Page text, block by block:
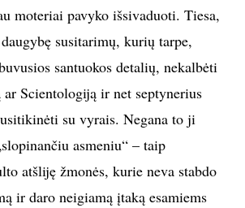
moteriai pavyko išsivaduoti. Tiesa,
susitarimų, kurių tarpe,
santuokos detalių, nekalbėti
Scientologiją ir net septynerius
su vyrais. Negana to ji
asmeniu“ – taip
atšliję žmonės, kurie neva stabdo
ir daro neigiamą įtaką esamiems